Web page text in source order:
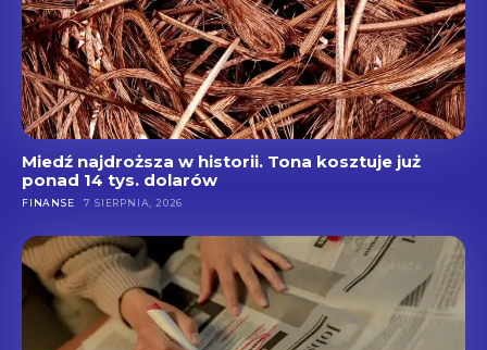
Miedź najdroższa w historii. Tona kosztuje już
ponad 14 tys. dolarów
FINANSE 7 SIERPNIA, 2026